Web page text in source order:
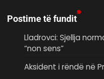
Postime të fundit
Lladrovci: Sjellja
“non sens”
Aksident i rëndë në